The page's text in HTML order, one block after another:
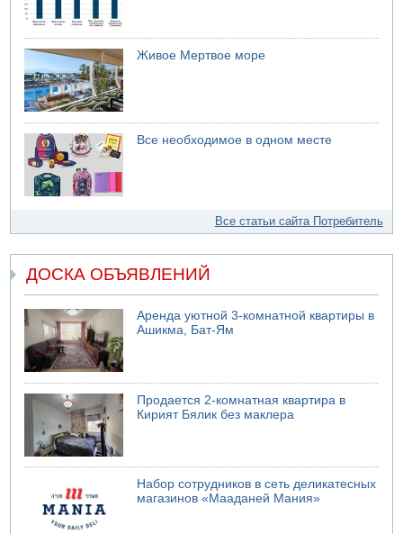
Живое Мертвое море
Все необходимое в одном месте
Все статьи сайта Потребитель
ДОСКА ОБЪЯВЛЕНИЙ
Аренда уютной 3-комнатной квартиры в
Ашикма, Бат-Ям
Продается 2-комнатная квартира в
Кирият Бялик без маклера
Набор сотрудников в сеть деликатесных
магазинов «Мааданей Мания»